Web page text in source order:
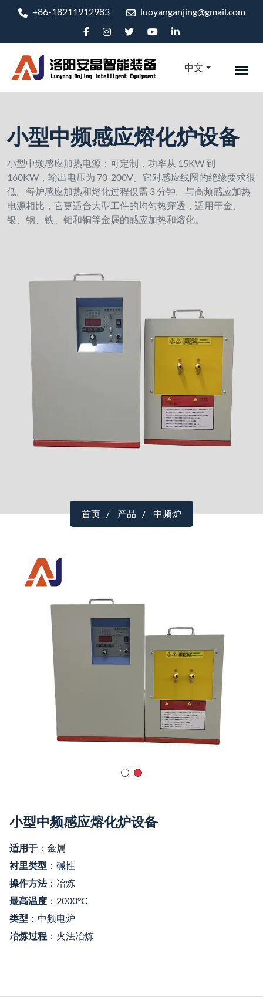
+86-18211912983 luoyanganjing@gmail.com
中文
小型中频感应熔化炉设备
小型中频感应加热电源：可定制，功率从 15KW 到
160KW，输出电压为 70-200V。它对感应线圈的绝缘要求很
低。每炉感应加热和熔化过程仅需 3 分钟。与高频感应加热
电源相比，它更适合大型工件的均匀热穿透，适用于金、
银、钢、铁、钼和铜等金属的感应加热和熔化。
首页 产品 中频炉
小型中频感应熔化炉设备
适用于 ：金属
衬里类型 ：碱性
操作方法：冶炼
最高温度 ：2000°C
类型 ：中频电炉
冶炼过程 ：火法冶炼